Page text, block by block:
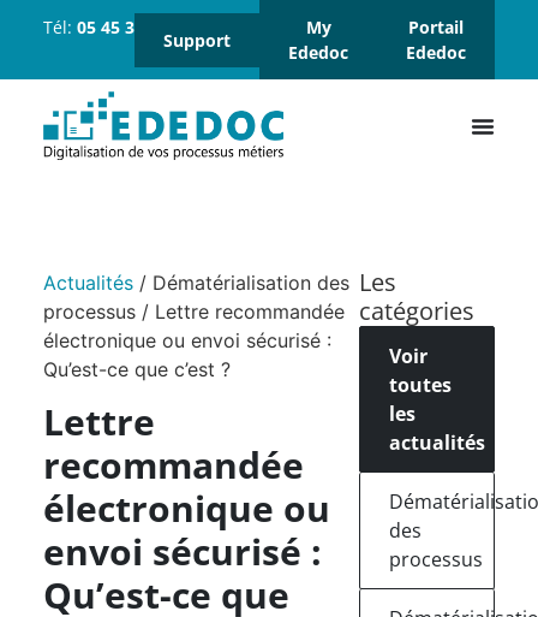
Tél: 05 45 37 18 18
nous :
Support
My
Ededoc
Portail
Ededoc
Actualités/ Dématérialisation des
processus/ Lettre recommandée
électronique ou envoi sécurisé :
Qu’est-ce que c’est ?
Lettre
recommandée
électronique ou
envoi sécurisé :
Qu’est-ce que
Les
catégories
Voir
toutes
les
actualités
des
processus